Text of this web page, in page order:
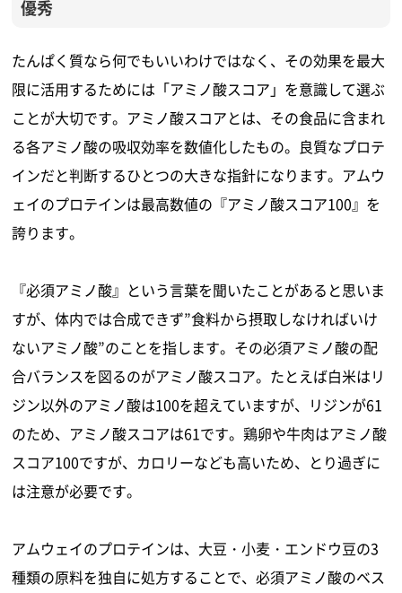
優秀
たんぱく質なら何でもいいわけではなく、その効果を最大
限に活用するためには「アミノ酸スコア」を意識して選ぶ
ことが大切です。アミノ酸スコアとは、その食品に含まれ
る各アミノ酸の吸収効率を数値化したもの。良質なプロテ
インだと判断するひとつの大きな指針になります。アムウ
ェイのプロテインは最高数値の『アミノ酸スコア100』を
誇ります。
『必須アミノ酸』という言葉を聞いたことがあると思いま
すが、体内では合成できず”食料から摂取しなければいけ
ないアミノ酸”のことを指します。その必須アミノ酸の配
合バランスを図るのがアミノ酸スコア。たとえば白米はリ
ジン以外のアミノ酸は100を超えていますが、リジンが61
のため、アミノ酸スコアは61です。鶏卵や牛肉はアミノ酸
スコア100ですが、カロリーなども高いため、とり過ぎに
は注意が必要です。
アムウェイのプロテインは、大豆・小麦・エンドウ豆の3
種類の原料を独自に処方することで、必須アミノ酸のベス